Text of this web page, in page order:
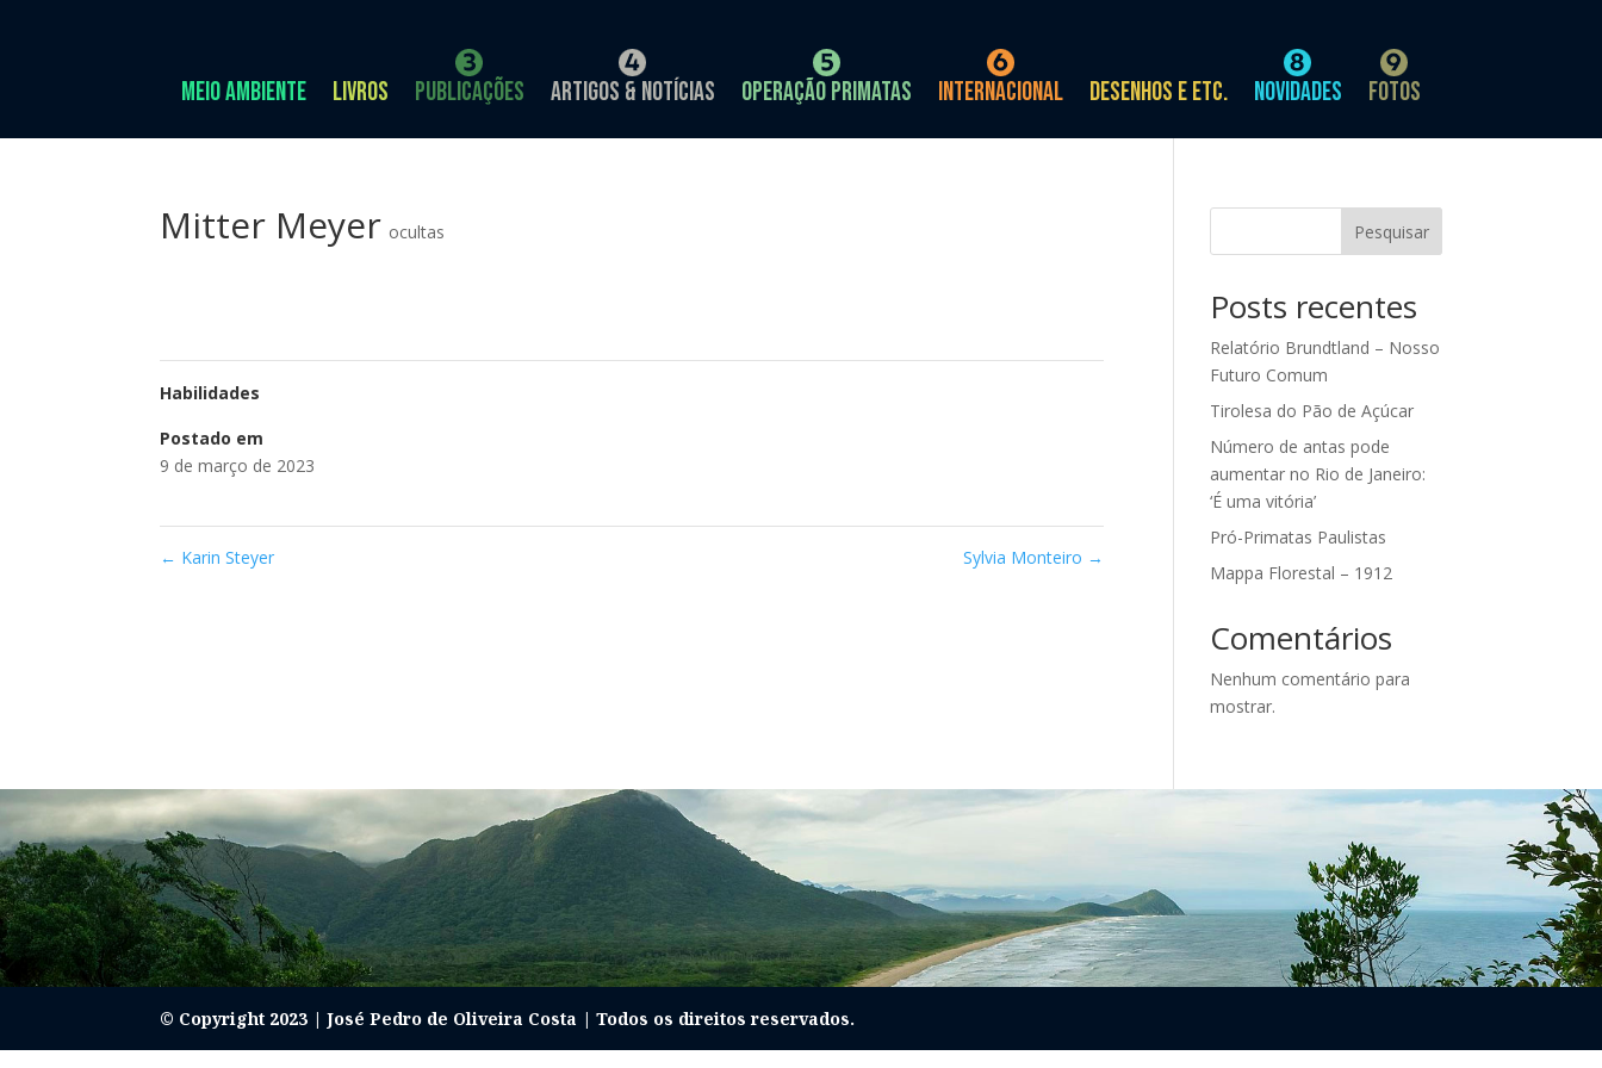
Meio Ambiente Livros Publicações Artigos & Notícias Operação Primatas Internacional Desenhos e etc. Novidades Fotos
Mitter Meyer ocultas
Habilidades
Postado em
9 de março de 2023
← Karin Steyer Sylvia Monteiro →
Pesquisar
Posts recentes
Relatório Brundtland – Nosso
Futuro Comum
Tirolesa do Pão de Açúcar
Número de antas pode
aumentar no Rio de Janeiro:
‘É uma vitória’
Pró-Primatas Paulistas
Mappa Florestal – 1912
Comentários
Nenhum comentário para
mostrar.
© Copyright 2023 | José Pedro de Oliveira Costa | Todos os direitos reservados.